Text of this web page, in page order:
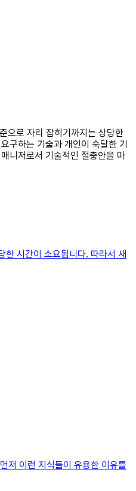
으로 자리 잡히기까지는 상당한
구하는 기술과 개인이 숙달한 기
니저로서 기술적인 절충안을 마
한 시간이 소요됩니다. 따라서 새
저 이런 지식들이 유용한 이유를